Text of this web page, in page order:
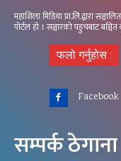
महाशिला मिडिया प्रा.लि.द्वारा
पोर्टल हो । सञ्चारको पहुचबाट बञ्चित
फलो गर्नुहोस :
Facebook
सम्पर्क ठेगाना